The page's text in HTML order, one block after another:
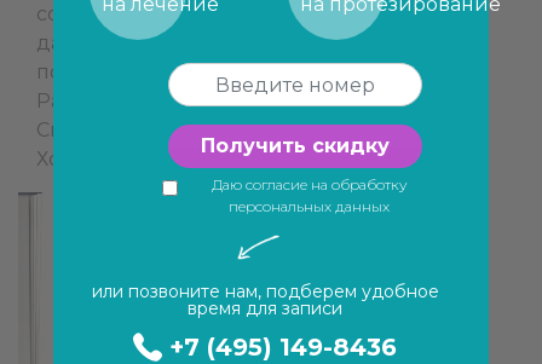
сопровождался жутким страхом и высоким
давлением. Евгений Олегович нашёл
подход, успокоил и расположил к себе.
Работу свою выполняет аккуратно и быстро.
Спасибо большое!
Холоднова О.И.
Получить скидку
Даю согласие на обработку
персональных данных
или позвоните нам, подберем удобное
время для записи
+7 (495) 149-8436